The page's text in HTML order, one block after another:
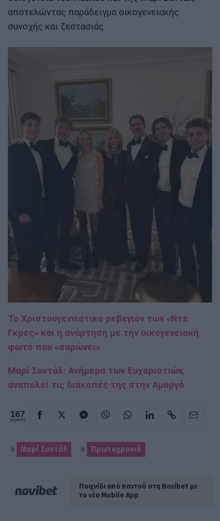
αποτελώντας παράδειγμα οικογενειακής
συνοχής και ζεστασιάς
Το Χριστουγεννιάτικο ρεβεγιόν των «Ντε
Γκρες» και η ανάρτηση με την οικογενειακή
φωτό που «σαρώνει»
Μαρί Σαντάλ: Ανήμερα των Ευχαριστιών,
αναπολεί τις διακοπές της στην Αμοργό
167
SHARES
Μαρί Σαντάλ Πρωτοχρονιά
Παιχνίδι από παντού στη Novibet με
το νέο Mobile App